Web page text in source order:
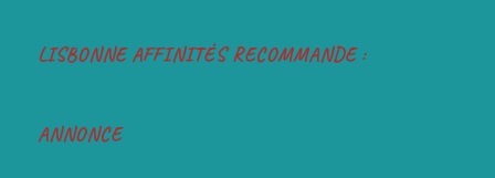
LISBONNE AFFINITÉS RECOMMANDE :
ANNONCE